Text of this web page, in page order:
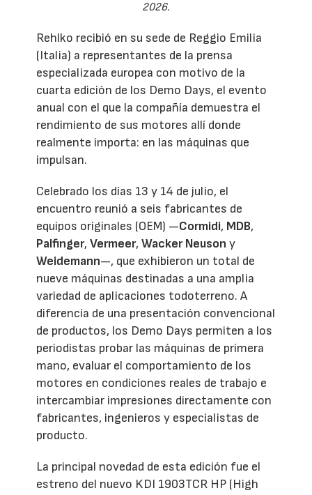
2026.
Rehlko recibió en su sede de Reggio Emilia
(Italia) a representantes de la prensa
especializada europea con motivo de la
cuarta edición de los Demo Days, el evento
anual con el que la compañía demuestra el
rendimiento de sus motores allí donde
realmente importa: en las máquinas que
impulsan.
Celebrado los días 13 y 14 de julio, el
encuentro reunió a seis fabricantes de
equipos originales (OEM) —Cormidi, MDB,
Palfinger,Vermeer,Wacker Neuson y
Weidemann—, que exhibieron un total de
nueve máquinas destinadas a una amplia
variedad de aplicaciones todoterreno. A
diferencia de una presentación convencional
de productos, los Demo Days permiten a los
periodistas probar las máquinas de primera
mano, evaluar el comportamiento de los
motores en condiciones reales de trabajo e
intercambiar impresiones directamente con
fabricantes, ingenieros y especialistas de
producto.
La principal novedad de esta edición fue el
estreno del nuevo KDI 1903TCR HP (High